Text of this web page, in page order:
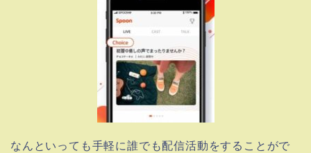
なんといっても手軽に誰でも配信活動をすることがで